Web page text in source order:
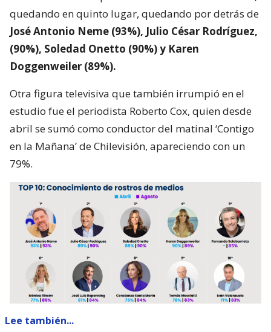
quedando en quinto lugar, quedando por detrás de
José Antonio Neme (93%), Julio César Rodríguez,
(90%), Soledad Onetto (90%) y Karen
Doggenweiler (89%).
Otra figura televisiva que también irrumpió en el
estudio fue el periodista Roberto Cox, quien desde
abril se sumó como conductor del matinal ‘Contigo
en la Mañana’ de Chilevisión, apareciendo con un
79%.
Lee también...